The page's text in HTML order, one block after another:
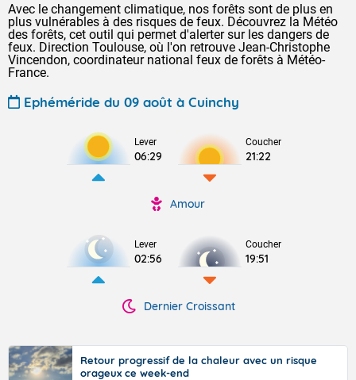
Avec le changement climatique, nos forêts sont de plus en
plus vulnérables à des risques de feux. Découvrez la Météo
des forêts, cet outil qui permet d'alerter sur les dangers de
feux. Direction Toulouse, où l'on retrouve Jean-Christophe
Vincendon, coordinateur national feux de forêts à Météo-
France.
Ephéméride du 09 août à Cuinchy
Lever
06:29
Coucher
21:22
Amour
Lever
02:56
Coucher
19:51
Dernier Croissant
Retour progressif de la chaleur avec un risque
orageux ce week-end